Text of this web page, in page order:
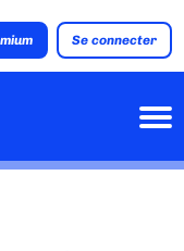
Se connecter